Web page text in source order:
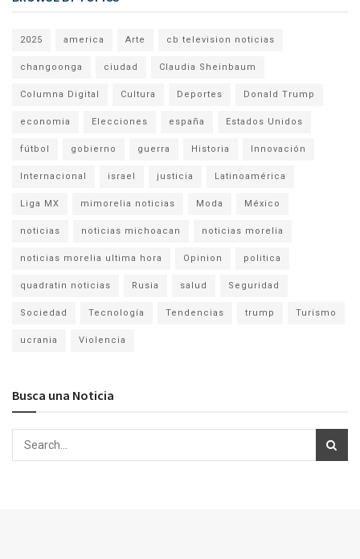
2025 america Arte cb television noticias
changoonga ciudad Claudia Sheinbaum
Columna Digital Cultura Deportes Donald Trump
economia Elecciones españa Estados Unidos
fútbol gobierno guerra Historia Innovación
Internacional israel justicia Latinoamérica
Liga MX mimorelia noticias Moda México
noticias noticias michoacan noticias morelia
noticias morelia ultima hora Opinion politica
quadratin noticias Rusia salud Seguridad
Sociedad Tecnología Tendencias trump Turismo
ucrania Violencia
Busca una Noticia